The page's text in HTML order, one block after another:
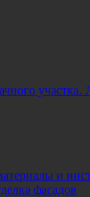
и
фасадов